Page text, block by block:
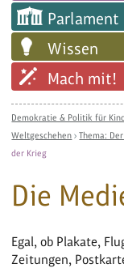
Parlament
Wissen
Mach mit!
Demokratie & Politik für
Weltgeschehen ›Thema:
der Krieg
Die
Egal, ob Plakate,
Zeitungen,